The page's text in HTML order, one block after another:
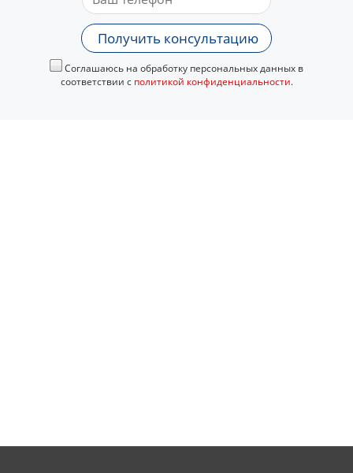
Получить консультацию
Соглашаюсь на обработку персональных данных в
соответствии с политикой конфиденциальности.